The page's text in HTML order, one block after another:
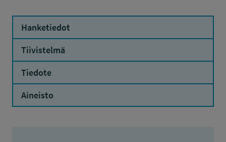
Hanketiedot
Tiivistelmä
Tiedote
Aineisto